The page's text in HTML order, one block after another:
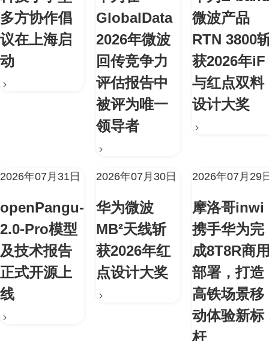
多方协作倡
议在上海启
动
GlobalData
2026年微波
回传竞争力
评估报告中
被评为唯一
领导者
微波产品
RTN 3800
获2026年iF
与红点双料
设计大奖
2026年07月31日
openPangu-
2.0-Pro模型
及技术报告
正式开源上
线
2026年07月30日
华为微波
MB²天线斩
获2026年红
点设计大奖
2026年07月29
摩洛哥inwi
携手华为完
成8T8R商
部署，打造
高铁场景移
动体验新标
杆